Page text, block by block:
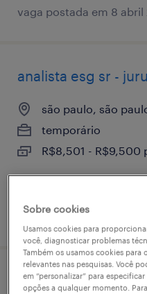
vaga postada em 8 abril
analista esg sr -
são paulo, são
temporário
R$8,501 - R$9,500
vaga postada em 14
analista adm frota jr
Sobre cookies
Usamos cookies para
você, diagnosticar problemas
Também os usamos cookies para
relevantes nas pesquisas. Você
em “personalizar” para
opções a qualquer momento.